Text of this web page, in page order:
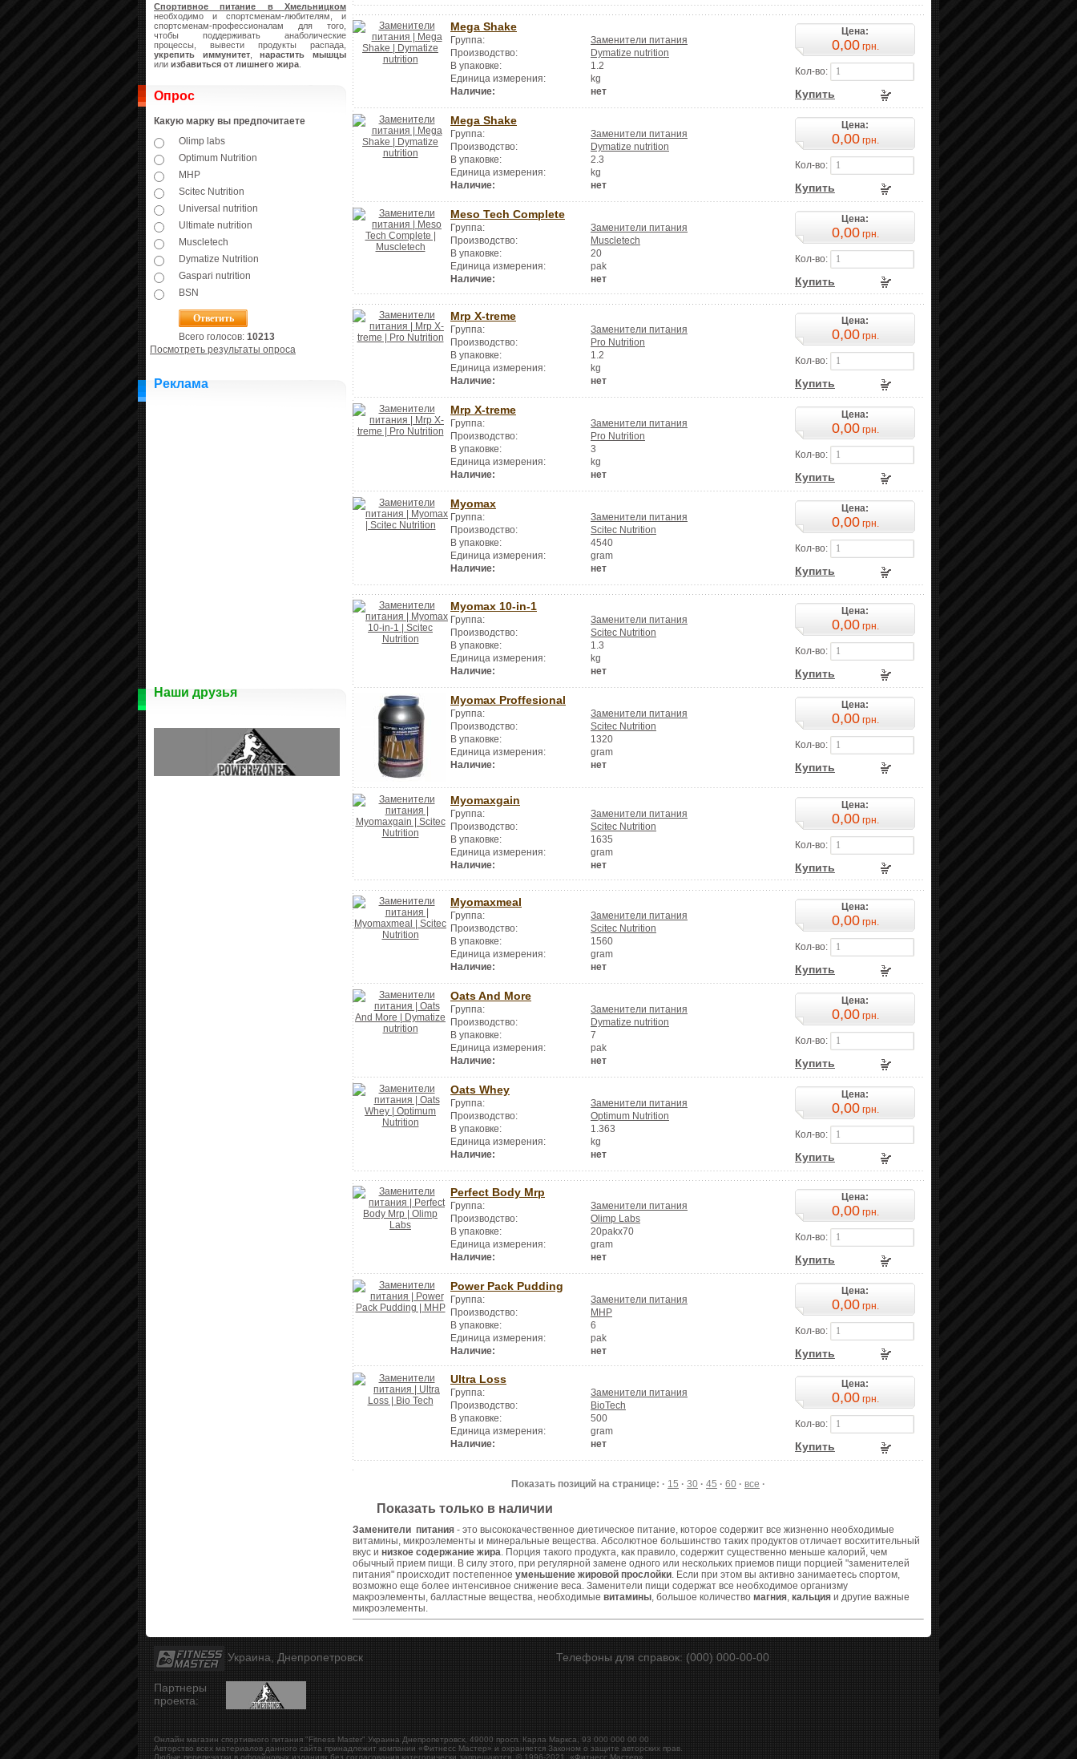
Спортивное питание в Хмельницком
необходимо и спортсменам-любителям, и
спортсменам-профессионалам для того,
чтобы поддерживать анаболические
процессы, вывести продукты распада,
укрепить иммунитет,нарастить мышцы
или избавиться от лишнего жира
Опрос
Какую марку вы предпочитаете
Olimp labs
Optimum Nutrition
MHP
Scitec Nutrition
Universal nutrition
Ultimate nutrition
Muscletech
Dymatize Nutrition
Gaspari nutrition
BSN
Всего голосов: 10213
Посмотреть результаты опроса
Реклама
Наши друзья
Mega Shake
Группа:
Заменители питания
Производство:
Dymatize nutrition
В упаковке:
1.2
Единица измерения:
kg
Наличие:
нет
Цена:
0,00грн.
Кол-во:
Купить
Mega Shake
Группа:
Заменители питания
Производство:
Dymatize nutrition
В упаковке:
2.3
Единица измерения:
kg
Наличие:
нет
Цена:
0,00грн.
Кол-во:
Купить
Meso Tech Complete
Группа:
Заменители питания
Производство:
Muscletech
В упаковке:
20
Единица измерения:
pak
Наличие:
нет
Цена:
0,00грн.
Кол-во:
Купить
Mrp X-treme
Группа:
Заменители питания
Производство:
Pro Nutrition
В упаковке:
1.2
Единица измерения:
kg
Наличие:
нет
Цена:
0,00грн.
Кол-во:
Купить
Mrp X-treme
Группа:
Заменители питания
Производство:
Pro Nutrition
В упаковке:
3
Единица измерения:
kg
Наличие:
нет
Цена:
0,00грн.
Кол-во:
Купить
Myomax
Группа:
Заменители питания
Производство:
Scitec Nutrition
В упаковке:
4540
Единица измерения:
gram
Наличие:
нет
Цена:
0,00грн.
Кол-во:
Купить
Myomax 10-in-1
Группа:
Заменители питания
Производство:
Scitec Nutrition
В упаковке:
1.3
Единица измерения:
kg
Наличие:
нет
Цена:
0,00грн.
Кол-во:
Купить
Myomax Proffesional
Группа:
Заменители питания
Производство:
Scitec Nutrition
В упаковке:
1320
Единица измерения:
gram
Наличие:
нет
Цена:
0,00грн.
Кол-во:
Купить
Myomaxgain
Группа:
Заменители питания
Производство:
Scitec Nutrition
В упаковке:
1635
Единица измерения:
gram
Наличие:
нет
Цена:
0,00грн.
Кол-во:
Купить
Myomaxmeal
Группа:
Заменители питания
Производство:
Scitec Nutrition
В упаковке:
1560
Единица измерения:
gram
Наличие:
нет
Цена:
0,00грн.
Кол-во:
Купить
Oats And More
Группа:
Заменители питания
Производство:
Dymatize nutrition
В упаковке:
7
Единица измерения:
pak
Наличие:
нет
Цена:
0,00грн.
Кол-во:
Купить
Oats Whey
Группа:
Заменители питания
Производство:
Optimum Nutrition
В упаковке:
1.363
Единица измерения:
kg
Наличие:
нет
Цена:
0,00грн.
Кол-во:
Купить
Perfect Body Mrp
Группа:
Заменители питания
Производство:
Olimp Labs
В упаковке:
20pakx70
Единица измерения:
gram
Наличие:
нет
Цена:
0,00грн.
Кол-во:
Купить
Power Pack Pudding
Группа:
Заменители питания
Производство:
MHP
В упаковке:
6
Единица измерения:
pak
Наличие:
нет
Цена:
0,00грн.
Кол-во:
Купить
Ultra Loss
Группа:
Заменители питания
Производство:
BioTech
В упаковке:
500
Единица измерения:
gram
Наличие:
нет
Цена:
0,00грн.
Кол-во:
Купить
Показать позиций на странице: · 15 · 30 · 45 · 60 · все ·
Показать только в наличии
Заменители питания - это высококачественное диетическое питание, которое содержит все жизненно необходимые
витамины, микроэлементы и минеральные вещества. Абсолютное большинство таких продуктов отличает восхитительный
вкус и низкое содержание жира. Порция такого продукта, как правило, содержит существенно меньше калорий, чем
обычный прием пищи. В силу этого, при регулярной замене одного или нескольких приемов пищи порцией "заменителей
питания" происходит постепенное уменьшение жировой прослойки. Если при этом вы активно занимаетесь спортом,
возможно еще более интенсивное снижение веса. Заменители пищи содержат все необходимое организму
макроэлементы, балластные вещества, необходимые витамины, большое количество магния, кальция и другие важные
микроэлементы.
Украина, Днепропетровск Телефоны для справок: (000) 000-00-00
Партнеры
проекта:
Онлайн магазин спортивного питания "Fitness Master" Украина Днепропетровск, 49000 просп. Карла Маркса, 93 000 000 00 00
Авторство всех материалов данного сайта принадлежит компании «Фитнесс Мастер» и охраняется Законом о защите авторских прав.
Любые перепечатки в офлайновых изданиях без согласования категорически запрещаются. © 1996-2021, «Фитнесс Мастер»